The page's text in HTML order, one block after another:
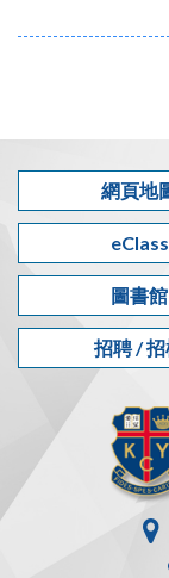
網頁地
eClass
圖書館
招聘 /